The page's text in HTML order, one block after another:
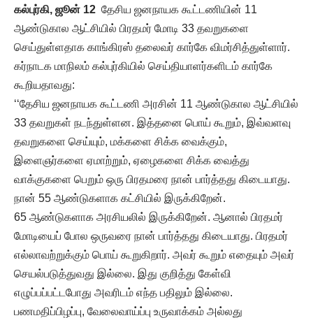
கல்புர்கி, ஜூன் 12 தேசிய ஜனநாயக கூட்டணியின் 11
ஆண்டுகால ஆட்சியில் பிரதமர் மோடி 33 தவறுகளை
செய்துள்ளதாக காங்கிரஸ் தலைவர் கார்கே விமர்சித்துள்ளார்.
கர்நாடக மாநிலம் கல்புர்கியில் செய்தியாளர்களிடம் கார்கே
கூறியதாவது:
‘‘தேசிய ஜனநாயக கூட்டணி அரசின் 11 ஆண்டுகால ஆட்சியில்
33 தவறுகள் நடந்துள்ளன. இத்தனை பொய் கூறும், இவ்வளவு
தவறுகளை செய்யும், மக்களை சிக்க வைக்கும்,
இளைஞர்களை ஏமாற்றும், ஏழைகளை சிக்க வைத்து
வாக்குகளை பெறும் ஒரு பிரதமரை நான் பார்த்தது கிடையாது.
நான் 55 ஆண்டுகளாக கட்சியில் இருக்கிறேன்.
65 ஆண்டுகளாக அரசியலில் இருக்கிறேன். ஆனால் பிரதமர்
மோடியைப் போல ஒருவரை நான் பார்த்தது கிடையாது. பிரதமர்
எல்லாவற்றுக்கும் பொய் கூறுகிறார். அவர் கூறும் எதையும் அவர்
செயல்படுத்துவது இல்லை. இது குறித்து கேள்வி
எழுப்பப்பட்டபோது அவரிடம் எந்த பதிலும் இல்லை.
பணமதிப்பிழப்பு, வேலைவாய்ப்பு உருவாக்கம் அல்லது